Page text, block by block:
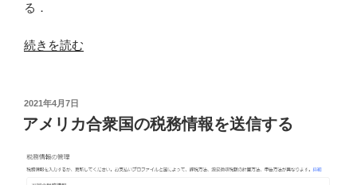
る．
“第
空
間
ブ
続きを読む
投
稿
日:
2021年4月7日
アメリカ合衆国の税務情報を送信する